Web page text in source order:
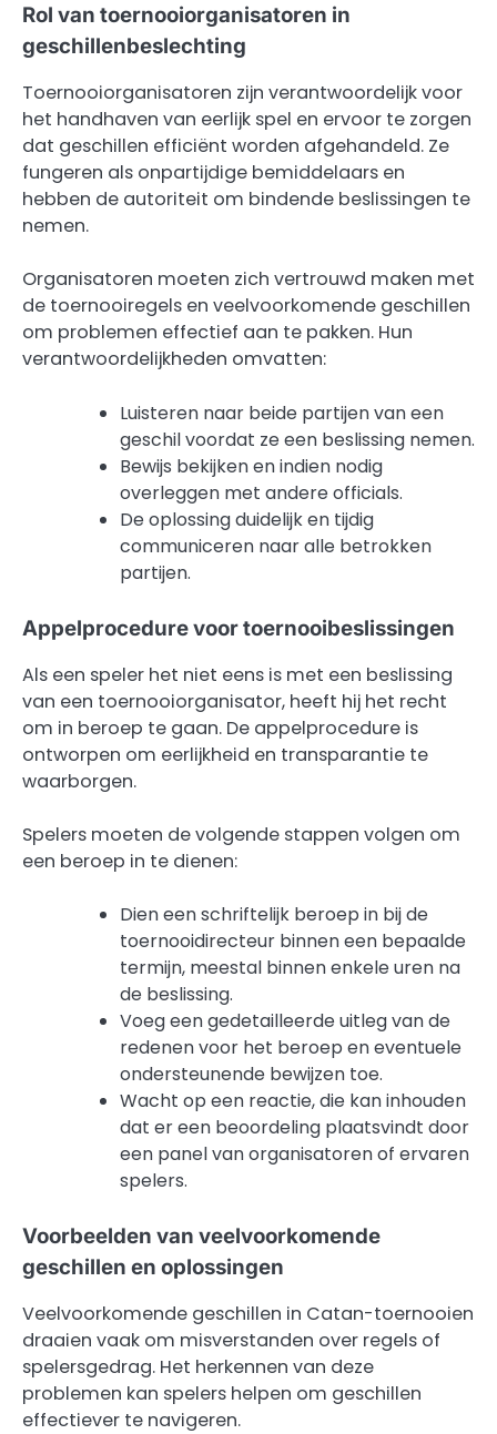
Rol van toernooiorganisatoren in
geschillenbeslechting
Toernooiorganisatoren zijn verantwoordelijk voor
het handhaven van eerlijk spel en ervoor te zorgen
dat geschillen efficiënt worden afgehandeld. Ze
fungeren als onpartijdige bemiddelaars en
hebben de autoriteit om bindende beslissingen te
nemen.
Organisatoren moeten zich vertrouwd maken met
de toernooiregels en veelvoorkomende geschillen
om problemen effectief aan te pakken. Hun
verantwoordelijkheden omvatten:
Luisteren naar beide partijen van een
geschil voordat ze een beslissing nemen.
Bewijs bekijken en indien nodig
overleggen met andere officials.
De oplossing duidelijk en tijdig
communiceren naar alle betrokken
partijen.
Appelprocedure voor toernooibeslissingen
Als een speler het niet eens is met een beslissing
van een toernooiorganisator, heeft hij het recht
om in beroep te gaan. De appelprocedure is
ontworpen om eerlijkheid en transparantie te
waarborgen.
Spelers moeten de volgende stappen volgen om
een beroep in te dienen:
Dien een schriftelijk beroep in bij de
toernooidirecteur binnen een bepaalde
termijn, meestal binnen enkele uren na
de beslissing.
Voeg een gedetailleerde uitleg van de
redenen voor het beroep en eventuele
ondersteunende bewijzen toe.
Wacht op een reactie, die kan inhouden
dat er een beoordeling plaatsvindt door
een panel van organisatoren of ervaren
spelers.
Voorbeelden van veelvoorkomende
geschillen en oplossingen
Veelvoorkomende geschillen in Catan-toernooien
draaien vaak om misverstanden over regels of
spelersgedrag. Het herkennen van deze
problemen kan spelers helpen om geschillen
effectiever te navigeren.